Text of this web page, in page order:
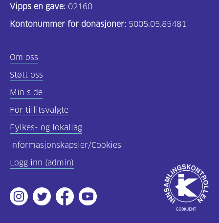
helsepersonell
(157)
innhold
(59)
Diabetes
type
1
(43)
Diabetes
2
Vipps en gave: 02160
Kontonummer for donasjoner: 5005.05.85481
Om oss
Støtt oss
Min side
For tillitsvalgte
Fylkes- og lokallag
Informasjonskapsler/Cookies
Logg inn (admin)
Instagram
TwitterFacebookYoutube
Godkjent
av